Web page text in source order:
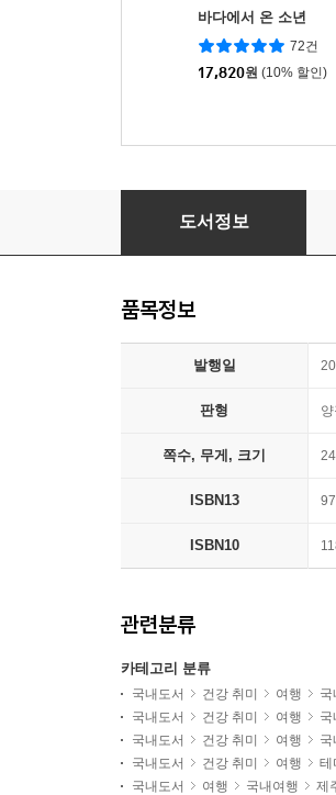
바다에서 온 소년
72건
17,820원 (10% 할인)
오름 오름 101 트레킹 맵
도서정보
품목정보
발행일
판형
쪽수, 무게, 크기
ISBN13
ISBN10
관련분류
카테고리 분류
국내도서 건강 취미 여행 국
국내도서
건강 취미 여행 국
국내도서
건강 취미 여행
국
국내도서
건강 취미 여행 테
국내도서
여행 국내여행
제